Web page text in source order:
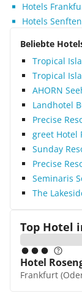
Hotels
Hotels
Beliebte
Tropical
Tropical
AHORN
Landhotel
Precise
greet Hotel
Sunday
Precise
Seminaris
The
Top Hotel
Hotel
Frankfurt